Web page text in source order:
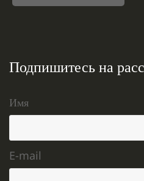
Подпишитесь на
Имя
E-mail